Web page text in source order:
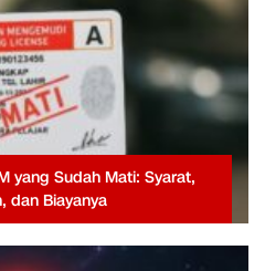
yang Sudah Mati: Syarat,
dan Biayanya